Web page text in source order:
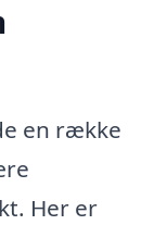
en række
Her er